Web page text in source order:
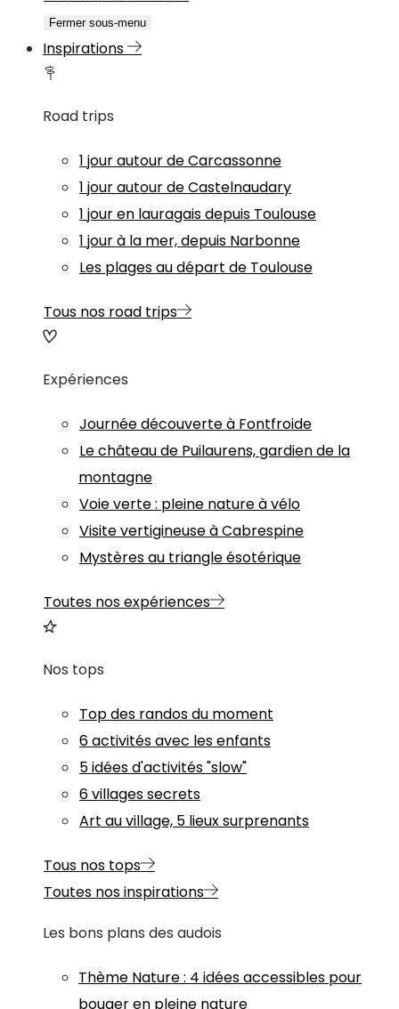
Fermer sous-menu
Inspirations
Road trips
1 jour autour de Carcassonne
1 jour autour de Castelnaudary
1 jour en lauragais depuis Toulouse
1 jour à la mer, depuis Narbonne
Les plages au départ de Toulouse
Tous nos road trips
Expériences
Journée découverte à Fontfroide
Le château de Puilaurens, gardien de la
montagne
Voie verte : pleine nature à vélo
Visite vertigineuse à Cabrespine
Mystères au triangle ésotérique
Toutes nos expériences
Nos tops
Top des randos du moment
6 activités avec les enfants
5 idées d'activités "slow"
6 villages secrets
Art au village, 5 lieux surprenants
Tous nos tops
Toutes nos inspirations
Les bons plans des audois
Thème Nature: 4 idées accessibles pour
bouger en pleine nature